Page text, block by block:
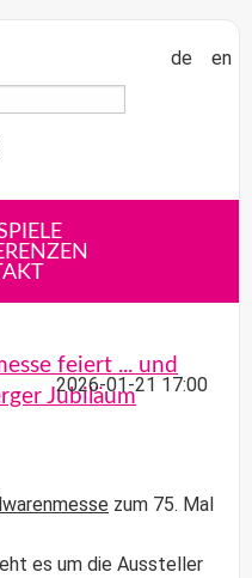
de en
2026-01-21 17:00
feiert ... und
Jubiläum
zum 75. Mal
es um die Aussteller